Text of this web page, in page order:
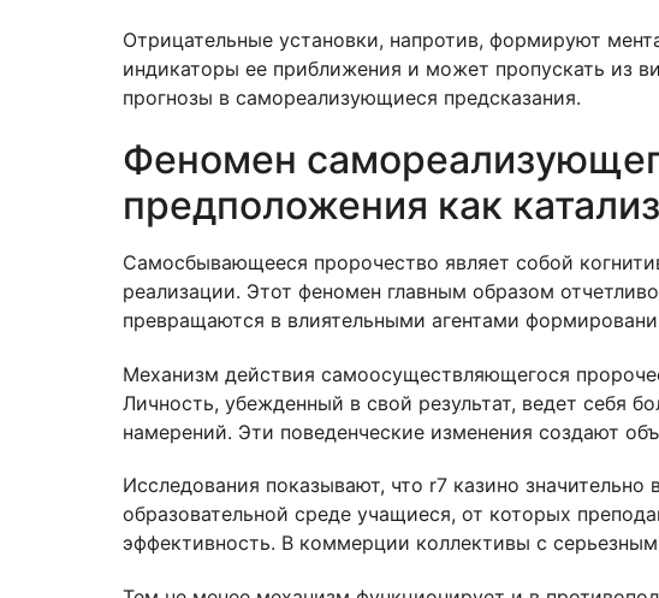
Отрицательные установки, напротив, формируют
индикаторы ее приближения и может пропускать из
прогнозы в самореализующиеся предсказания.
Феномен
предположения как
Самосбывающееся пророчество являет собой
реализации. Этот феномен главным образом
превращаются в влиятельными агентами
Механизм действия самоосуществляющегося
Личность, убежденный в свой результат, ведет себя
намерений. Эти поведенческие изменения создают
Исследования показывают, что r7 казино
образовательной среде учащиеся, от которых
эффективность. В коммерции коллективы с